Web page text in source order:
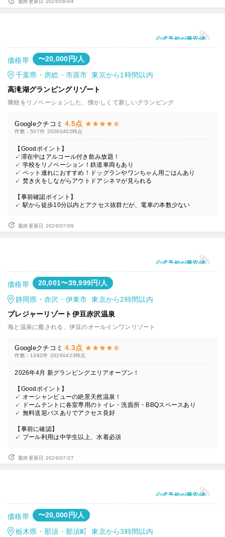
最終更新日 2026/08/04
公式予約が最安値
価格帯 〜20,000円/人
千葉県・房総・市原市 東京から1時間以内
高滝湖グランピングリゾート
廃校をリノベーションした、懐かしくて新しいグランピング
Googleクチコミ 4.5点
件数：507件 20260402時点
【Goodポイント】
✓滞在中はアルコール付き飲み放題！
✓ 学校をリノベーション！鉄道車両もあり
✓ ペット連れにおすすめ！ドッグランやワンちゃん用ごはんあり
✓ 焚き火をしながらアウトドアシネマが見られる
【事前確認ポイント】
✓ 駅から徒歩10分以内とアクセス抜群だが、電車の本数少ない
最終更新日 2026/07/09
公式予約が最安値
価格帯 20,001〜39,999円/人
静岡県・赤沢・伊東市 東京から2時間以内
プレジャーリゾート伊豆赤沢温泉
海と温泉に癒される、伊豆のオールインワンリゾート
Googleクチコミ 4.3点
件数：1392件 20260423時点
2026年4月 新グランピングエリアオープン！
【Goodポイント】
✓ オーシャンビューの絶景天然温泉！
✓ ドームテントに各室専用のトイレ・洗面所・BBQスペースあり
✓ 無料送迎バスありでアクセス良好
【事前に確認】
✓ プール利用は中学生以上、水着必須
最終更新日 2026/07/27
公式予約が最安値
価格帯 〜20,000円/人
栃木県・那須・那須町 東京から3時間以内